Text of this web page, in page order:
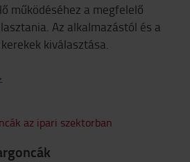
működéséhez a megfelelő
Az alkalmazástól és a
kiválasztása.